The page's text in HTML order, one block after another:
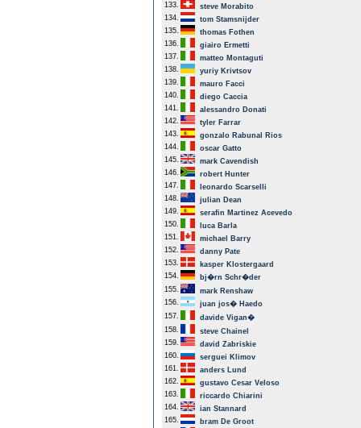
133.
steve Morabito
134.
tom Stamsnijder
135.
thomas Fothen
136.
giairo Ermetti
137.
matteo Montaguti
138.
yuriy Krivtsov
139.
mauro Facci
140.
diego Caccia
141.
alessandro Donati
142.
tyler Farrar
143.
gonzalo Rabunal Rios
144.
oscar Gatto
145.
mark Cavendish
146.
robert Hunter
147.
leonardo Scarselli
148.
julian Dean
149.
serafin Martinez Acevedo
150.
luca Barla
151.
michael Barry
152.
danny Pate
153.
kasper Klostergaard
154.
bj�rn Schr�der
155.
mark Renshaw
156.
juan jos� Haedo
157.
davide Vigan�
158.
steve Chainel
159.
david Zabriskie
160.
serguei Klimov
161.
anders Lund
162.
gustavo Cesar Veloso
163.
riccardo Chiarini
164.
ian Stannard
165.
bram De Groot